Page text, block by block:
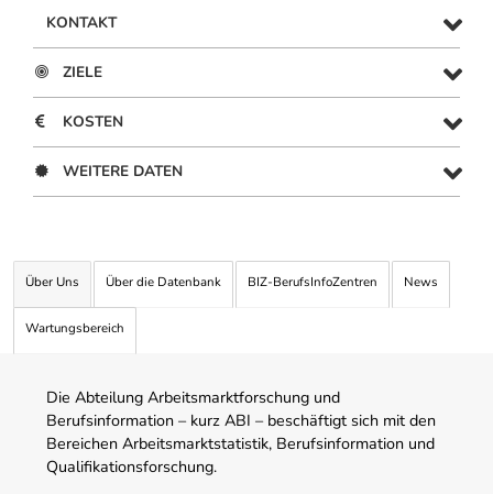
KONTAKT
ZIELE
KOSTEN
WEITERE DATEN
Über Uns Über die Datenbank BIZ-BerufsInfoZentren News
Wartungsbereich
Die Abteilung Arbeitsmarktforschung und
Berufsinformation – kurz ABI – beschäftigt sich mit den
Bereichen Arbeitsmarktstatistik, Berufsinformation und
Qualifikationsforschung.